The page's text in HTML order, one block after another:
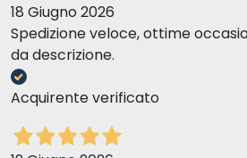
18 Giugno 2026
Spedizione veloce, ottime
da descrizione.
Acquirente verificato